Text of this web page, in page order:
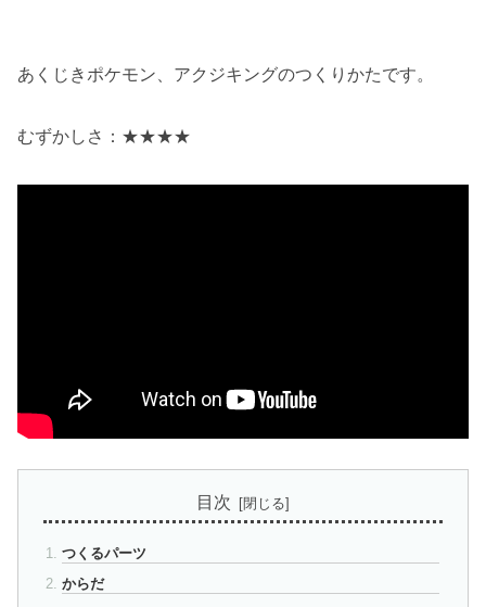
あくじきポケモン、アクジキングのつくりかたです。
むずかしさ：★★★★
目次
つくるパーツ
からだ